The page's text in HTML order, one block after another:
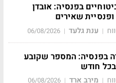
בפנסיה: אובדן
שאירים
| ענת גלעד |
06/08/2026
בפנסיה: המספר שקובע
חודש
| מירב ארד |
06/08/2026